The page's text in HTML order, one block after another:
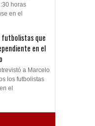
horas
en el
futbolistas que
en el
a Marcelo
los futbolistas
el